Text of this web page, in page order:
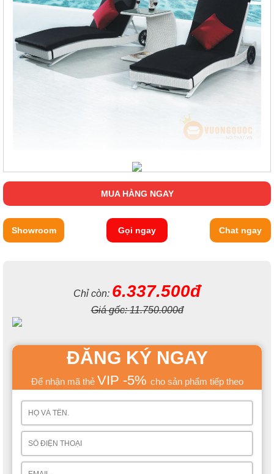
MUA HÀNG NGAY
Showroom Gọi ngay Chat ngay
Chỉ còn: 6.337.500đ
Giá gốc:11.750.000đ
ĐĂNG KÝ NGAY
Để nhận mã thẻ VIP -5% cho sản phẩm tiếp theo